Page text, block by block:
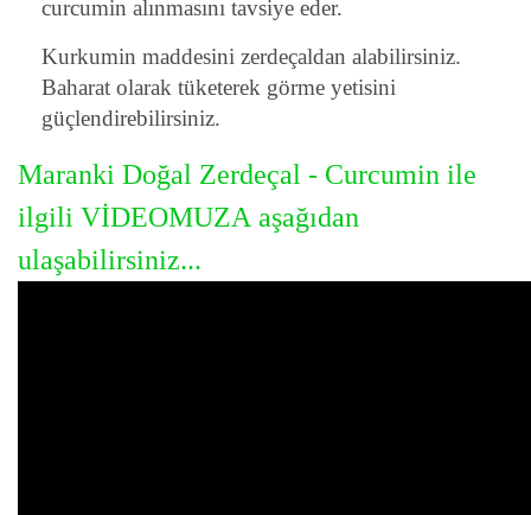
curcumin alınmasını tavsiye eder.
Kurkumin maddesini zerdeçaldan alabilirsiniz.
Baharat olarak tüketerek görme yetisini
güçlendirebilirsiniz.
Maranki Doğal Zerdeçal - Curcumin ile
ilgili VİDEOMUZA aşağıdan
ulaşabilirsiniz...